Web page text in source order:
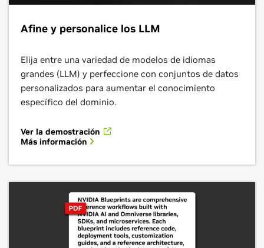
Afine y personalice los LLM
Elija entre una variedad de modelos de idiomas
grandes (LLM) y perfeccione con conjuntos de datos
personalizados para aumentar el conocimiento
específico del dominio.
Ver la demostración
Más información